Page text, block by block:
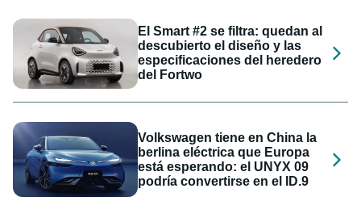
El Smart #2 se filtra: quedan al
descubierto el diseño y las
especificaciones del heredero
del Fortwo
Volkswagen tiene en China la
berlina eléctrica que Europa
está esperando: el UNYX 09
podría convertirse en el ID.9